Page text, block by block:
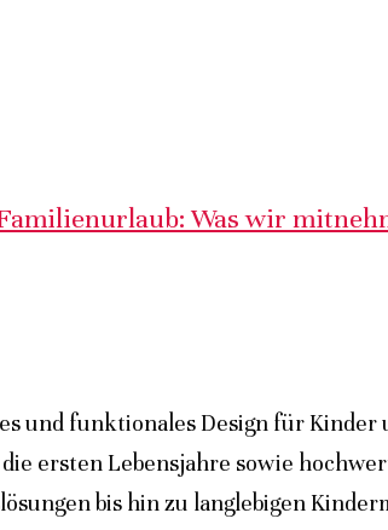
Was wir
und funktionales Design für
ersten Lebensjahre sowie
bis hin zu langlebigen